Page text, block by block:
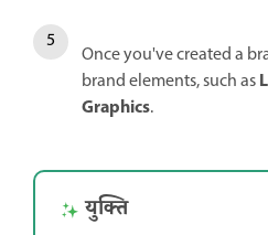
Once you've created a
brand elements, such as
Graphics.
युक्ति